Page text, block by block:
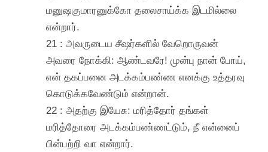
மனுஷகுமாரனுக்கோ தலைசாய்க்க இடமில்லை
என்றார்.
21 : அவருடைய சீஷர்களில் வேறொருவன்
அவரை நோக்கி: ஆண்டவரே! முன்பு நான் போய்,
என் தகப்பனை அடக்கம்பண்ண எனக்கு உத்தரவு
கொடுக்கவேண்டும் என்றான்.
22 : அதற்கு இயேசு: மரித்தோர் தங்கள்
மரித்தோரை அடக்கம்பண்ணட்டும், நீ என்னைப்
பின்பற்றி வா என்றார்.